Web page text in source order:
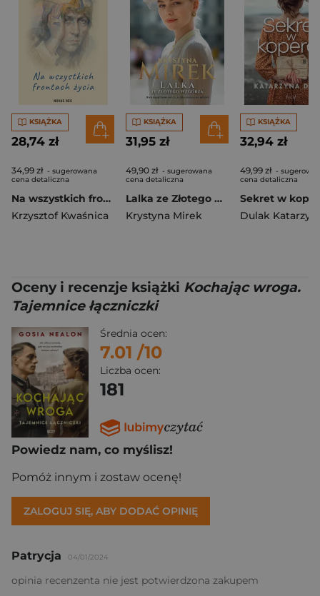
KSIĄŻKA
28,74 zł
34,99 zł - sugerowana
cena detaliczna
Na wszystkich frontach życia
Krzysztof Kwaśnica
KSIĄŻKA
31,95 zł
49,90 zł - sugerowana
cena detaliczna
Lalka ze Złotego Wzgórza
Krystyna Mirek
KSIĄŻKA
32,94 zł
49,99 zł -
cena detaliczna
Sekret w
Dulak
Oceny i recenzje książki Kochając wroga.
Tajemnice łączniczki
Średnia ocen:
7.01 /10
Liczba ocen:
181
Powiedz nam, co myślisz!
Pomóż innym i zostaw ocenę!
ZALOGUJ SIĘ, ABY DODAĆ OPINIĘ
Patrycja 04/01/2024
opinia recenzenta nie jest potwierdzona zakupem